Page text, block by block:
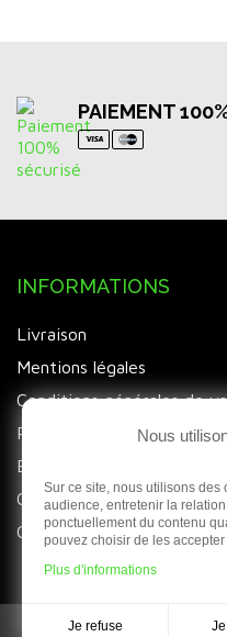
PAIEMENT
INFORMATIONS
Livraison
Mentions légales
Conditions générales de
Paiement sécurisé
Expédition des commandes
Carte de fidélité Magic
Contactez-nous
Nous
Sur ce site, nous utilisons des
audience, entretenir la
ponctuellement du contenu
pouvez choisir de les
Plus d'informations
Je refuse